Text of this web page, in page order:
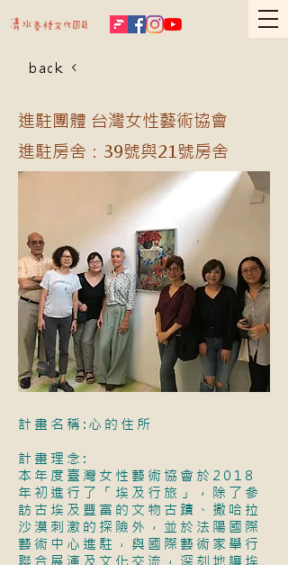
back
進駐團體 台灣女性藝術協會
進駐房舍：39號與21號房舍
計畫名稱:心的住所
計畫理念:
本年度臺灣女性藝術協會於2018
年初進行了「埃及行旅」，除了參
訪古埃及豐富的文物古蹟、撒哈拉
沙漠刺激的探險外，並於法陽國際
藝術中心進駐，與國際藝術家舉行
聯合展演及文化交流，深刻地讓埃